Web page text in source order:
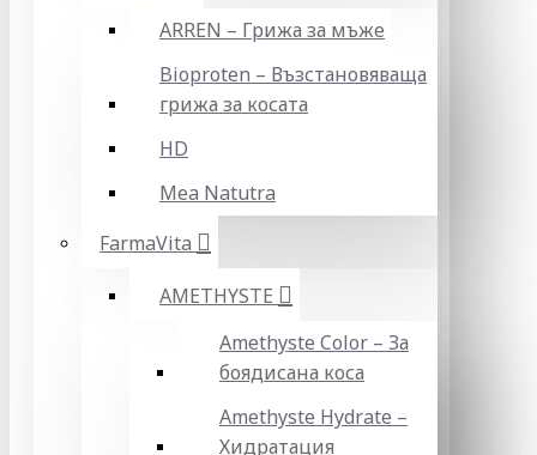
ARREN – Грижа за мъже
Bioproten – Възстановяваща
грижа за косата
HD
Mea Natutra
FarmaVita
AMETHYSTE
Amethyste Color – За
боядисана коса
Amethyste Hydrate –
Хидратация